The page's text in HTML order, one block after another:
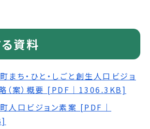
資料
まち・ひと・しごと創生人口ビジョ
（案）概要 [PDF｜1306.3KB]
人口ビジョン素案 [PDF｜